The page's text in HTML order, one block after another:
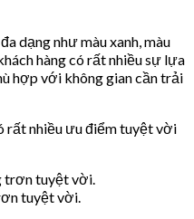
dạng như màu xanh, màu
hàng có rất nhiều sự lựa
hợp với không gian cần trải
rất nhiều ưu điểm tuyệt vời
tuyệt vời.